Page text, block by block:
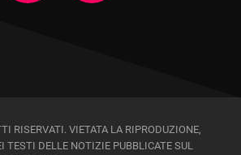
RISERVATI. VIETATA LA RIPRODUZIONE,
TESTI DELLE NOTIZIE PUBBLICATE SUL